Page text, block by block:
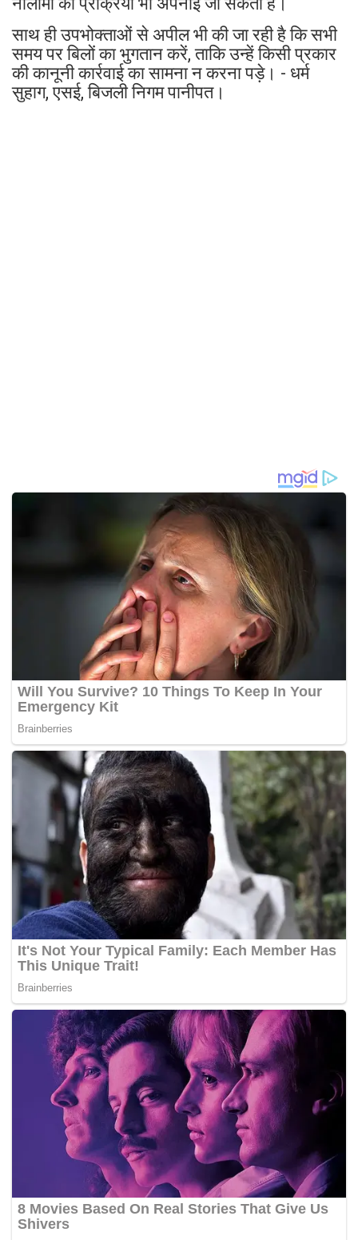
साथ ही उपभोक्ताओं से अपील भी की जा रही है कि सभी
समय पर बिलों का भुगतान करें, ताकि उन्हें किसी प्रकार
की कानूनी कार्रवाई का सामना न करना पड़े। - धर्म
सुहाग, एसई, बिजली निगम पानीपत।